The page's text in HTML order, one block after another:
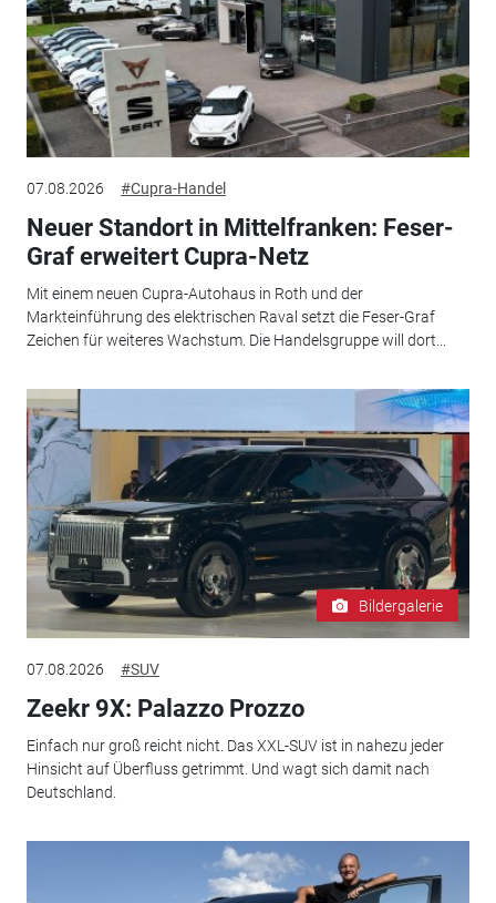
07.08.2026 #Cupra-Handel
Neuer Standort in Mittelfranken: Feser-
Graf erweitert Cupra-Netz
Mit einem neuen Cupra-Autohaus in Roth und der
Markteinführung des elektrischen Raval setzt die Feser-Graf
Zeichen für weiteres Wachstum. Die Handelsgruppe will dort...
Bildergalerie
07.08.2026 #SUV
Zeekr 9X: Palazzo Prozzo
Einfach nur groß reicht nicht. Das XXL-SUV ist in nahezu jeder
Hinsicht auf Überfluss getrimmt. Und wagt sich damit nach
Deutschland.